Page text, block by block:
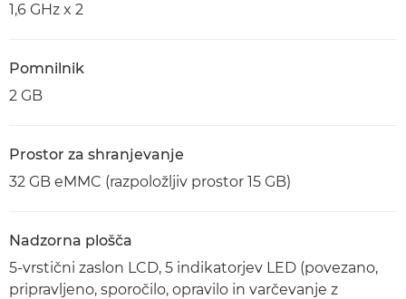
1,6 GHz x 2
Pomnilnik
2 GB
Prostor za shranjevanje
32 GB eMMC (razpoložljiv prostor 15 GB)
Nadzorna plošča
5-vrstični zaslon LCD, 5 indikatorjev LED (povezano,
pripravljeno, sporočilo, opravilo in varčevanje z